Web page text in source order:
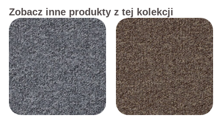
Zobacz inne produkty z tej kolekcji